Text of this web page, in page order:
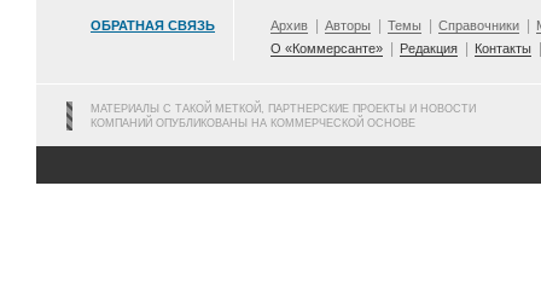
ОБРАТНАЯ СВЯЗЬ Архив Авторы Темы Справочники
О «Коммерсанте»
Редакция Контакты
МАТЕРИАЛЫ С ТАКОЙ МЕТКОЙ, ПАРТНЕРСКИЕ ПРОЕКТЫ И НОВОСТИ
КОМПАНИЙ ОПУБЛИКОВАНЫ НА КОММЕРЧЕСКОЙ ОСНОВЕ